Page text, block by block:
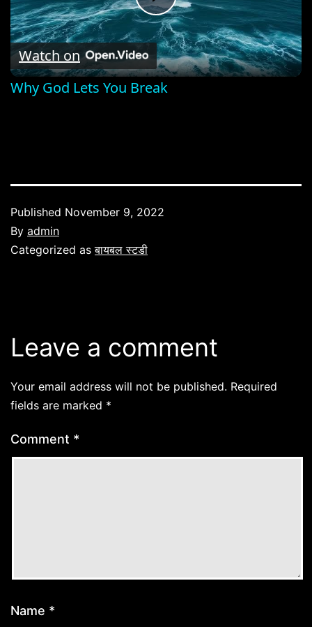
Play
Video
Watch on
Why God Lets You Break
Published November 9, 2022
By admin
Categorized asबायबल स्टडी
Leave a comment
Your email address will not be published. Required
fields are marked *
Comment *
Name *